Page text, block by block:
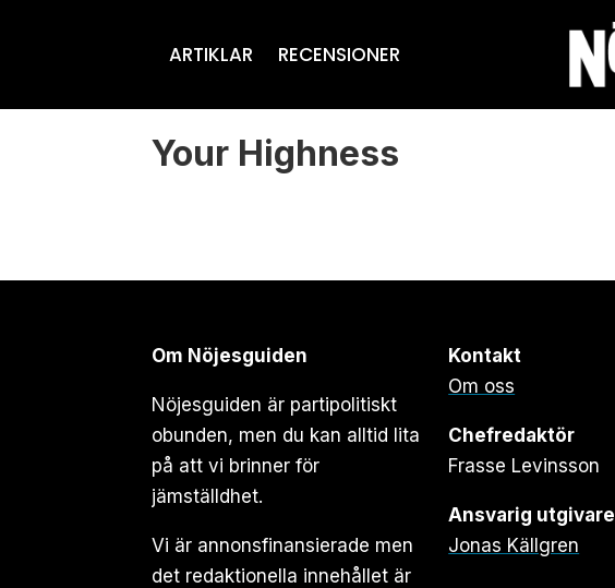
ARTIKLAR RECENSIONER
Your Highness
Om Nöjesguiden
Nöjesguiden är partipolitiskt
obunden, men du kan alltid lita
på att vi brinner för
jämställdhet.
Vi är annonsfinansierade men
det redaktionella innehållet är
Kontakt
Om oss
Chefredaktör
Frasse Levinsson
Ansvarig utgivare
Jonas Källgren